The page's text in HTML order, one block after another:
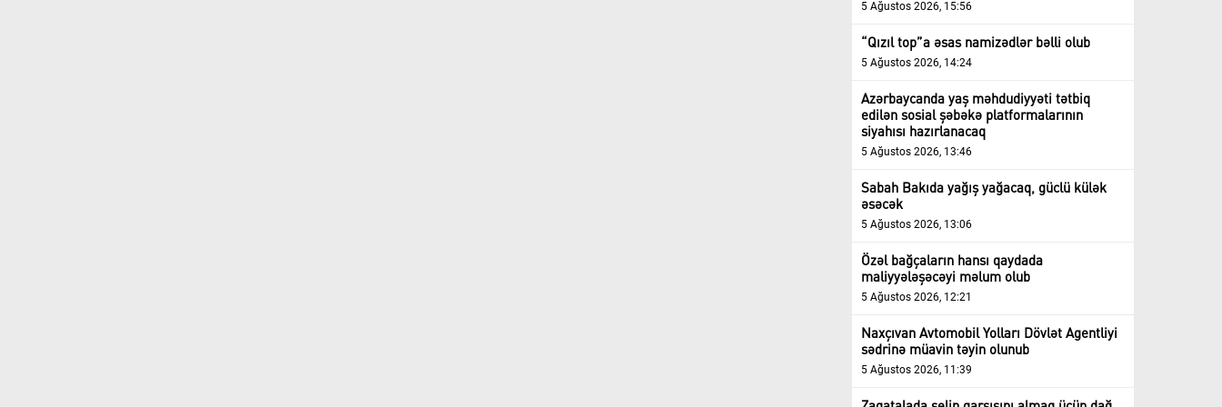
5 Ağustos 2026, 15:56
“Qızıl top”a əsas namizədlər bəlli olub
5 Ağustos 2026, 14:24
Azərbaycanda yaş məhdudiyyəti tətbiq
edilən sosial şəbəkə platformalarının
siyahısı hazırlanacaq
5 Ağustos 2026, 13:46
Sabah Bakıda yağış yağacaq, güclü külək
əsəcək
5 Ağustos 2026, 13:06
Özəl bağçaların hansı qaydada
maliyyələşəcəyi məlum olub
5 Ağustos 2026, 12:21
Naxçıvan Avtomobil Yolları Dövlət Agentliyi
sədrinə müavin təyin olunub
5 Ağustos 2026, 11:39